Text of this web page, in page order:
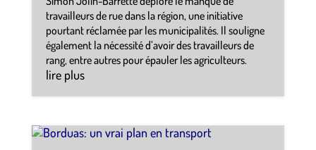
travailleurs de rue dans la région, une initiative
pourtant réclamée par les municipalités. Il souligne
également la nécessité d’avoir des travailleurs de
rang, entre autres pour épauler les agriculteurs.
lire plus